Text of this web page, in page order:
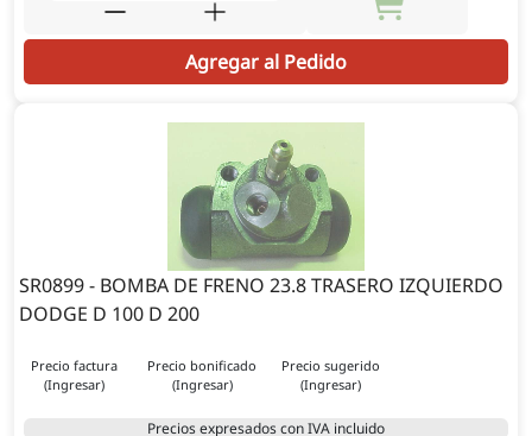
Agregar al Pedido
SR0899 - BOMBA DE FRENO 23.8 TRASERO IZQUIERDO
DODGE D 100 D 200
Precio factura
(Ingresar)
Precio bonificado
(Ingresar)
Precio sugerido
(Ingresar)
Precios expresados con IVA incluido